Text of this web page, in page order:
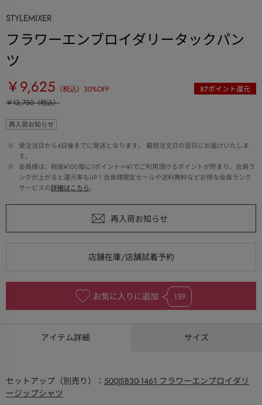
STYLEMIXER
フラワーエンブロイダリータックパン
ツ
￥9,625 （税込） 30%OFF 87ポイント還元
￥13,750（税込）
再入荷お知らせ
※
受注当日から4日後までに発送となります。 最短注文日の翌日にお届けいたしま
す。
※
会員様は、税抜¥100毎に1ポイント＝¥1でご利用頂けるポイントが貯まり、会員ラ
ンクが上がると還元率もUP！会員様限定セールや送料無料などお得な会員ランク
サービスの詳細はこちら。
お気に入りに追加 159
アイテム詳細 サイズ
セットアップ（別売り）： 500JSB30-1461 フラワーエンブロイダリ
ージップシャツ